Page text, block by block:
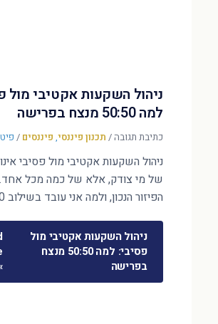
ניהול השקעות אקטיבי מול
למה 50:50 מנצח בפרישה
כתיבת תגובה/ תכנון פיננסי, פיננסים /
ניהול השקעות אקטיבי מול פסיבי
של מי צודק, אלא של כמה מכל אחד.
הפיזור הנכון, ולמה אני עובד בשילוב 50:50.
ניהול השקעות אקטיבי מול
פסיבי: למה 50:50 מנצח
בפרישה